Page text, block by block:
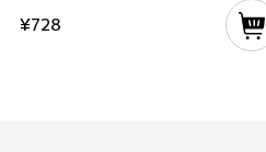
¥728